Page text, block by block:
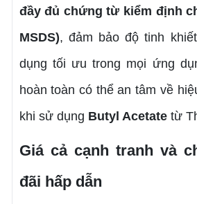
đầy đủ chứng từ kiểm định
MSDS), đảm bảo độ tinh
dụng tối ưu trong mọi ứng
hoàn toàn có thể an tâm về
khi sử dụng Butyl Acetatetừ
Giá cả cạnh tranh và
đãi hấp dẫn